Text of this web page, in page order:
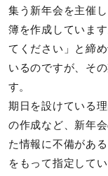
集う新年会を主催
簿を作成していま
てください」と締
いるのですが、そ
す。
期日を設けている
の作成など、新年
た情報に不備があ
をもって指定して